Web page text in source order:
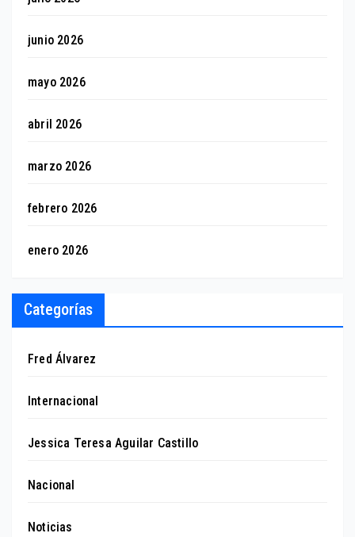
junio 2026
mayo 2026
abril 2026
marzo 2026
febrero 2026
enero 2026
Categorías
Fred Álvarez
Internacional
Jessica Teresa Aguilar Castillo
Nacional
Noticias